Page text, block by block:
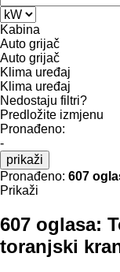
Kabina
Auto grijač
Auto grijač
Klima uređaj
Klima uređaj
Nedostaju filtri?
Predložite izmjenu
Pronađeno:
-
prikaži
Pronađeno: 607
Prikaži
607 oglasa:
toranjski